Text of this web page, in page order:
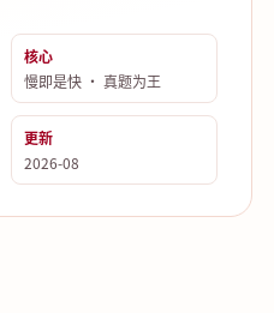
核心
慢即是快 · 真题为王
更新
2026-08